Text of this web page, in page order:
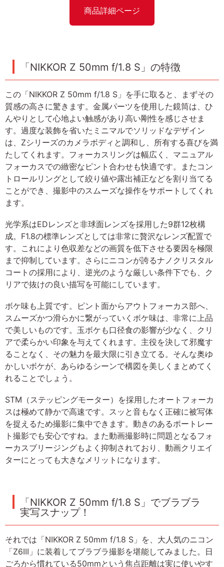
商品詳細ページ
「NIKKOR Z 50mm f/1.8 S」の特徴
この「NIKKOR Z 50mm f/1.8 S」を手に取ると、まずその
質感の高さに驚きます。金属パーツを使用した鏡筒は、ひ
んやりとして心地よい触感があり高い剛性を感じさせま
す。過度な装飾を省いたミニマルでソリッドなデザイン
は、Zシリーズのカメラボディと調和し、所有する喜びを満
たしてくれます。フォーカスリングは幅広く、マニュアル
フォーカスでの緻密なピント合わせも快適です。またコン
トロールリングとして絞り値や露出補正などを割り当てる
ことができ、撮影中のスムーズな操作をサポートしてくれ
ます。
光学系はEDレンズと非球面レンズを採用した9群12枚構
成。F1.8の標準レンズとしては非常に贅沢なレンズ配置で
す。これにより色収差などの画質を低下させる要因を極限
まで抑制しています。さらにニコンが誇るナノクリスタル
コートの採用により、逆光のような厳しい条件下でも、ク
リアで抜けの良い描写を可能にしています。
ボケ味も上質です。ピント面からアウトフォーカス部へ、
スムーズかつ滑らかに繋がっていくボケ味は、非常に上品
で美しいものです。玉ボケも口径食の影響が少なく、クリ
アで柔らかい印象を与えてくれます。主役を決して邪魔す
ることなく、その魅力を最大限に引き立てる。そんな奥ゆ
かしいボケが、あらゆるシーンで構図を美しくまとめてく
れることでしょう。
STM（ステッピングモーター）を採用したオートフォーカ
スは極めて静かで高速です。スッと音もなく正確に被写体
を捉えるため撮影に集中できます。動きのあるポートレー
ト撮影でも安心ですね。また動画撮影時に問題となるフォ
ーカスブリージングもよく抑制されており、動画クリエイ
ターにとっても大きなメリットになります。
「NIKKOR Z 50mm f/1.8 S」でブラブラ
実写スナップ！
それでは「NIKKOR Z 50mm f/1.8 S」を、大人気のニコン
「Z6III」に装着してブラブラ撮影を堪能してみました。日
ごろから慣れている50mmという焦点距離は実に使いやす